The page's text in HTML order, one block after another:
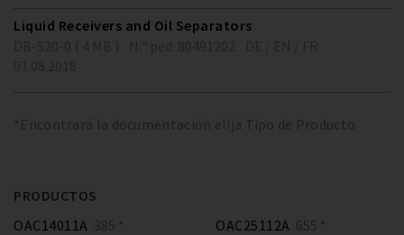
Liquid Receivers and Oil Separators
*Encontrará la documentación elija Tipo de Producto
PRODUCTOS
OAC14011A 385 * OAC25112A 655 *